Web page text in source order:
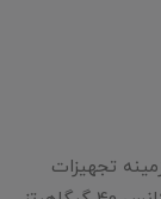
تجهیزات